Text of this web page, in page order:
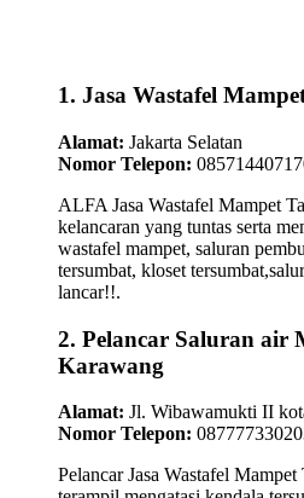
1. Jasa Wastafel
Alamat: Jakarta Selatan
Nomor Telepon:
ALFA Jasa Wastafel Mampet
kelancaran yang tuntas serta
wastafel mampet, saluran
tersumbat, kloset
lancar!!.
2. Pelancar Saluran air
Karawang
Alamat: Jl. Wibawamukti II
Nomor Telepon:
Pelancar Jasa Wastafel